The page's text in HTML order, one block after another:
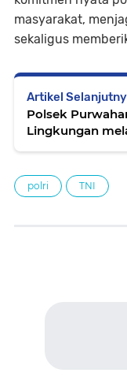
masyarakat,
sekaligus
Artikel
Polsek
Lingkungan
polri TNI